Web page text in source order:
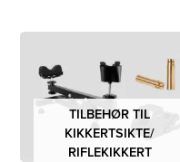
TILBEHØR TIL
KIKKERTSIKTE/
RIFLEKIKKERT